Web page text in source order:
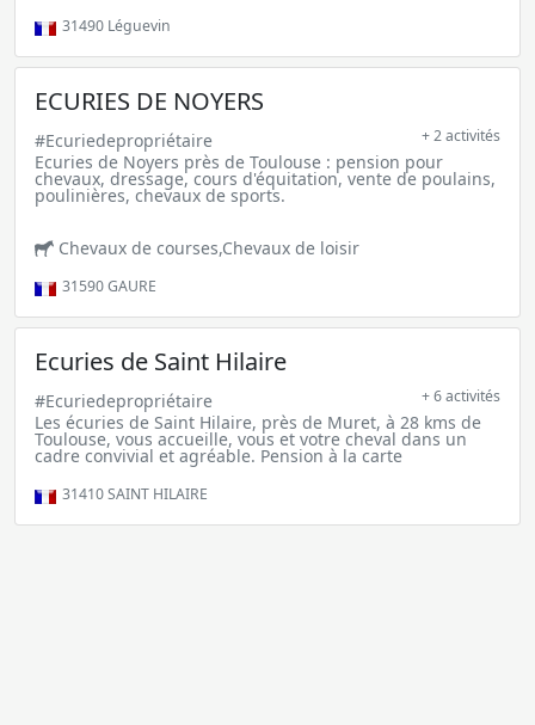
31490 Léguevin
ECURIES DE NOYERS
#Ecuriedepropriétaire + 2 activités
Ecuries de Noyers près de Toulouse : pension pour
chevaux, dressage, cours d'équitation, vente de poulains,
poulinières, chevaux de sports.
Chevaux de courses,Chevaux de loisir
31590GAURE
Ecuries de Saint Hilaire
#Ecuriedepropriétaire + 6 activités
Les écuries de Saint Hilaire, près de Muret, à 28 kms de
Toulouse, vous accueille, vous et votre cheval dans un
cadre convivial et agréable. Pension à la carte
31410SAINT HILAIRE